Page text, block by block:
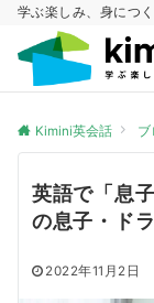
学ぶ楽しみ、身につ
Kimini英会話 ブ
英語で「息
の息子・ド
2022年11月2日